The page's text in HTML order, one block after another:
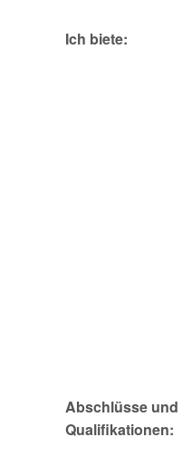
Ich biete:
Abschlüsse und
Qualifikationen: